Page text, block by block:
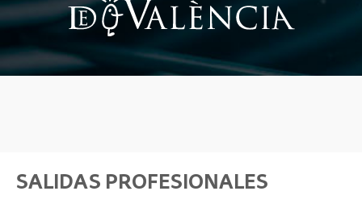
SALIDAS PROFESIONALES